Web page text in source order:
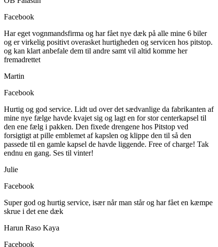
Facebook
Har eget vognmandsfirma og har fået nye dæk på alle mine 6 biler
og er virkelig positivt overasket hurtigheden og servicen hos pitstop.
og kan klart anbefale dem til andre samt vil altid komme her
fremadrettet
Martin
Facebook
Hurtig og god service. Lidt ud over det sædvanlige da fabrikanten af
mine nye fælge havde kvajet sig og lagt en for stor centerkapsel til
den ene fælg i pakken. Den fixede drengene hos Pitstop ved
forsigtigt at pille emblemet af kapslen og klippe den til så den
passede til en gamle kapsel de havde liggende. Free of charge! Tak
endnu en gang. Ses til vinter!
Julie
Facebook
Super god og hurtig service, især når man står og har fået en kæmpe
skrue i det ene dæk
Harun Raso Kaya
Facebook